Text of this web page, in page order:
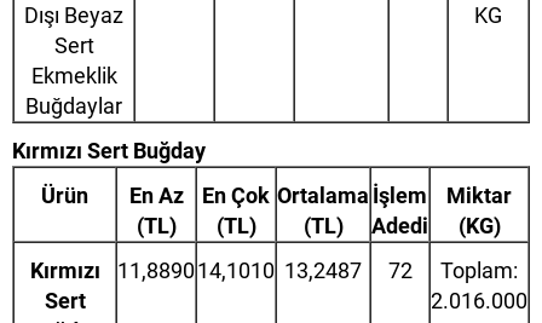
Dışı Beyaz
Sert
Ekmeklik
Buğdaylar
KG
Kırmızı Sert Buğday
Ürün
En Az
(TL)
En Çok
(TL)
Ortalama
(TL)
İşlem
Adedi
Miktar
(KG)
Kırmızı
Sert
11,889014,1010 13,2487 72
Toplam:
2.016.000